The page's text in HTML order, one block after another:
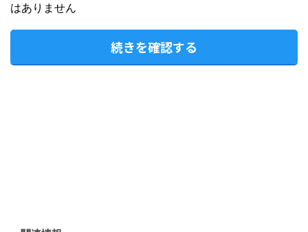
はありません
続きを確認する